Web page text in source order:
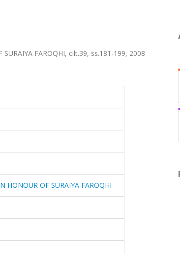
FAROQHI, cilt.39, ss.181-199, 2008
HONOUR OF SURAIYA FAROQHI